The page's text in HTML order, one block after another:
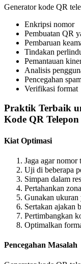
Generator kode QR
Enkripsi nomor
Pembuatan QR
Pembaruan
Tindakan
Pemantauan
Analisis
Pencegahan
Verifikasi format
Praktik Terbaik
Kode QR
Kiat Optimasi
Jaga agar nomor
Uji di beberapa
Simpan dalam
Pertahankan
Gunakan ukuran
Sertakan ajakan
Pertimbangkan
Optimalkan
Pencegahan Masalah